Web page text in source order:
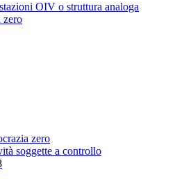
OIV o struttura analoga
zero
zero
soggette a controllo